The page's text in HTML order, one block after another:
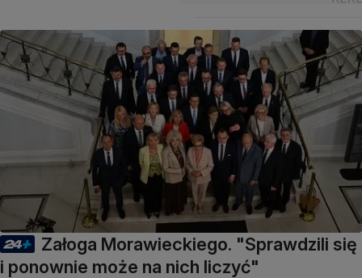
Załoga Morawieckiego. "Sprawdzili się
i ponownie może na nich liczyć"